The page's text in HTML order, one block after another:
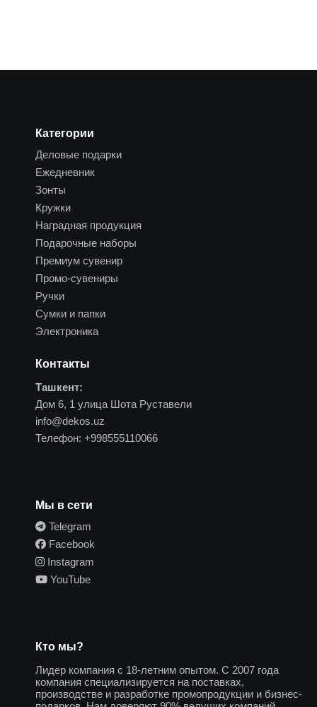
Категории
Деловые подарки
Ежедневник
Зонты
Кружки
Наградная продукция
Подарочные наборы
Премиум сувенир
Промо-сувениры
Ручки
Сумки и папки
Электроника
Контакты
Ташкент:
Дом 6, 1 улица Шота Руставели
info@dekos.uz
Телефон: +998555110066
Мы в сети
Telegram
Facebook
Instagram
YouTube
Кто мы?
Лидер компания с 18-летним опытом. С 2007 года
компания специализируется на поставках,
производстве и разработке промопродукции и бизнес-